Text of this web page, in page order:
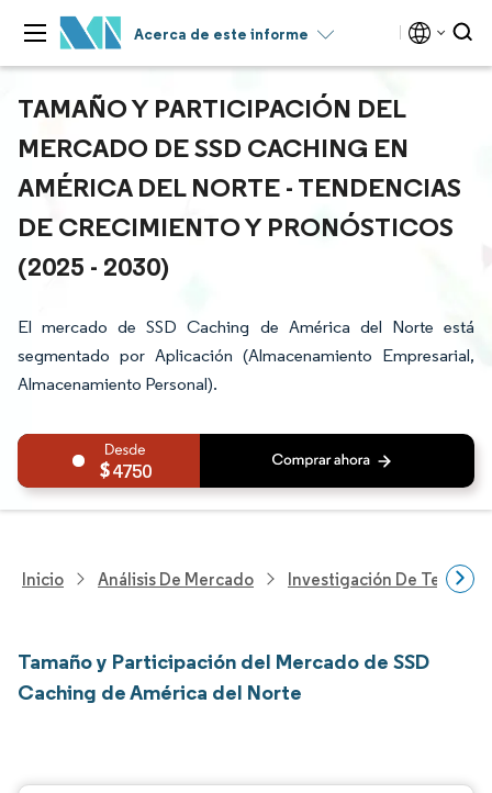
Acerca de este informe
TAMAÑO Y PARTICIPACIÓN DEL
MERCADO DE SSD CACHING EN
AMÉRICA DEL NORTE - TENDENCIAS
DE CRECIMIENTO Y PRONÓSTICOS
(2025 - 2030)
El mercado de SSD Caching de América del Norte está
segmentado por Aplicación (Almacenamiento Empresarial,
Almacenamiento Personal).
4750
Inicio Análisis De Mercado Investigación De
Tamaño y Participación del Mercado de SSD
Caching de América del Norte